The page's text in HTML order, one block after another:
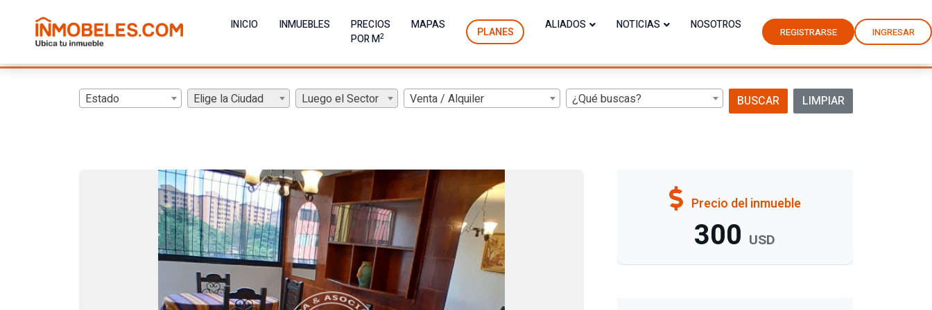
INICIO INMUEBLES
PRECIOS
POR M2
MAPAS PLANES ALIADOS NOTICIAS NOSOTROS REGISTRARSE INGRESAR
Estado Elige la Ciudad Luego el Sector Venta / Alquiler ¿Qué buscas? BUSCAR LIMPIAR
Precio del inmueble
300 USD